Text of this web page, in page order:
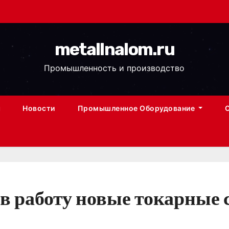
metallnalom.ru
Промышленность и производство
Новости Промышленное Оборудование
работу новые токарные